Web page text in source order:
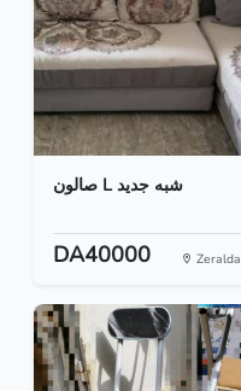
صالون L شبه جديد
DA40000 Zeralda